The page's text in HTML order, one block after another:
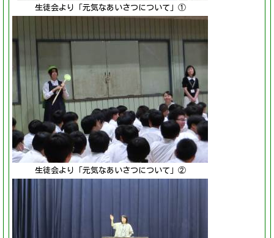
生徒会より「元気なあいさつについて」①
生徒会より「元気なあいさつについて」②